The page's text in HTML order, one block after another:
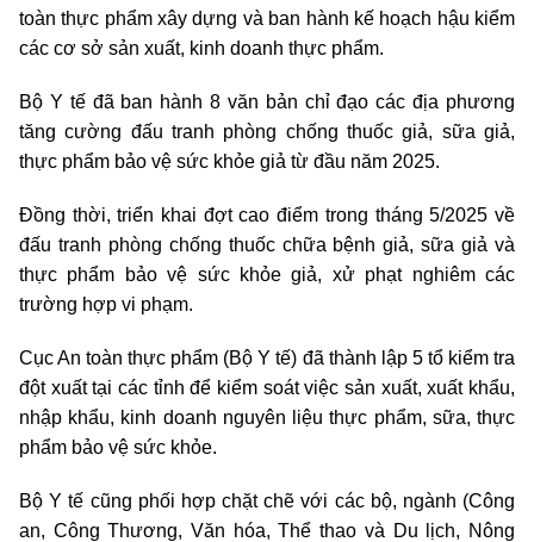
toàn thực phẩm xây dựng và ban hành kế hoạch hậu kiểm
các cơ sở sản xuất, kinh doanh thực phẩm.
Bộ Y tế đã ban hành 8 văn bản chỉ đạo các địa phương
tăng cường đấu tranh phòng chống thuốc giả, sữa giả,
thực phẩm bảo vệ sức khỏe giả từ đầu năm 2025.
Đồng thời, triển khai đợt cao điểm trong tháng 5/2025 về
đấu tranh phòng chống thuốc chữa bệnh giả, sữa giả và
thực phẩm bảo vệ sức khỏe giả, xử phạt nghiêm các
trường hợp vi phạm.
Cục An toàn thực phẩm (Bộ Y tế) đã thành lập 5 tổ kiểm tra
đột xuất tại các tỉnh để kiểm soát việc sản xuất, xuất khẩu,
nhập khẩu, kinh doanh nguyên liệu thực phẩm, sữa, thực
phẩm bảo vệ sức khỏe.
Bộ Y tế cũng phối hợp chặt chẽ với các bộ, ngành (Công
an, Công Thương, Văn hóa, Thể thao và Du lịch, Nông